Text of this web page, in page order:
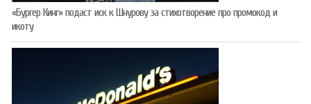
«Бургер Кинг» подаст иск к Шнурову за стихотворение про промокод и
икоту